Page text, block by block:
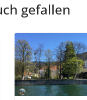
gefallen